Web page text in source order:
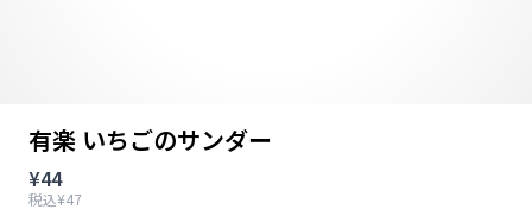
有楽 いちごのサンダー
¥44
税込¥47